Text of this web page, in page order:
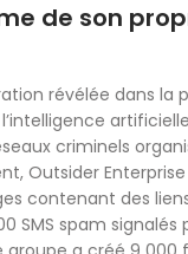
de son
révélée dans la
criminels
Outsider
contenant des
SMS spam signalés